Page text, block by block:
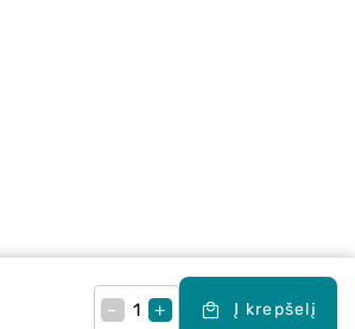
– + Į krepšelį